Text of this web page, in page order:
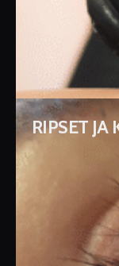
RIPSET JA